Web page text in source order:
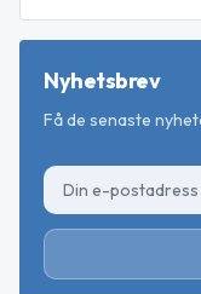
Nyhetsbrev
Få de senaste